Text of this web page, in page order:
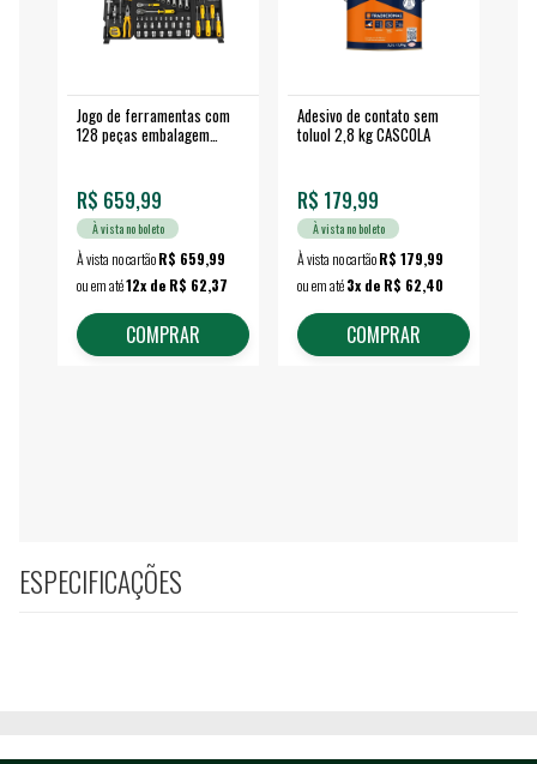
Jogo de ferramentas com
128 peças embalagem
R$ 659,99
À vista no boleto
À vista no cartãoR$ 659,99
ou em até12x de R$ 62,37
COMPRAR
Adesivo de contato sem
toluol 2,8 kg CASCOLA
R$ 179,99
À vista no boleto
À vista no cartãoR$ 179,99
ou em até3x de R$ 62,40
COMPRAR
ESPECIFICAÇÕES